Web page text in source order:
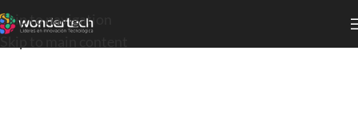
Skip to navigation